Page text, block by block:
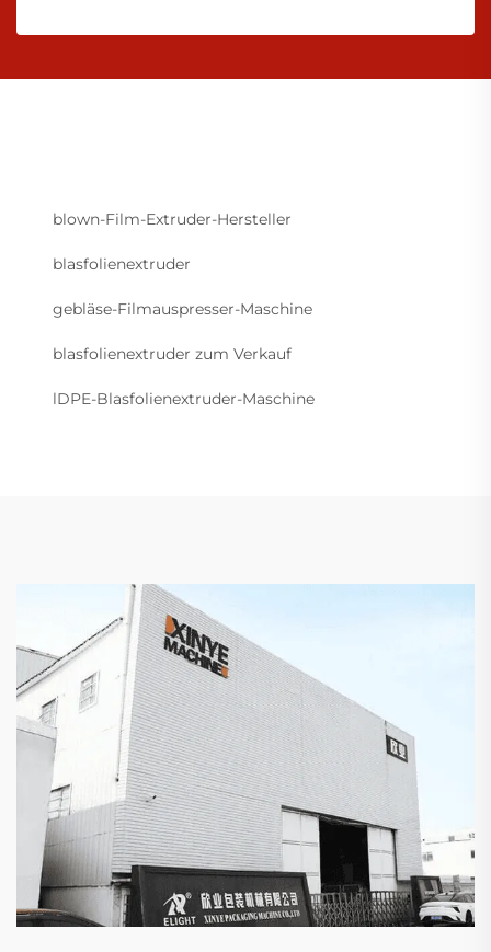
blown-Film-Extruder-Hersteller
blasfolienextruder
gebläse-Filmauspresser-Maschine
blasfolienextruder zum Verkauf
lDPE-Blasfolienextruder-Maschine